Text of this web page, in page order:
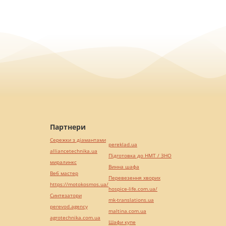
Партнери
Сережки з діамантами
alliancetechnika.ua
миралинкс
Веб мастер
https://motokosmos.ua/
Синтезатори
perevod.agency
agrotechnika.com.ua
pereklad.ua
Підготовка до НМТ / ЗНО
Винна шафа
Перевезення хворих
hospice-life.com.ua/
mk-translations.ua
maltina.com.ua
Шафи купе